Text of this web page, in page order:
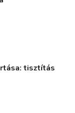
tisztítás